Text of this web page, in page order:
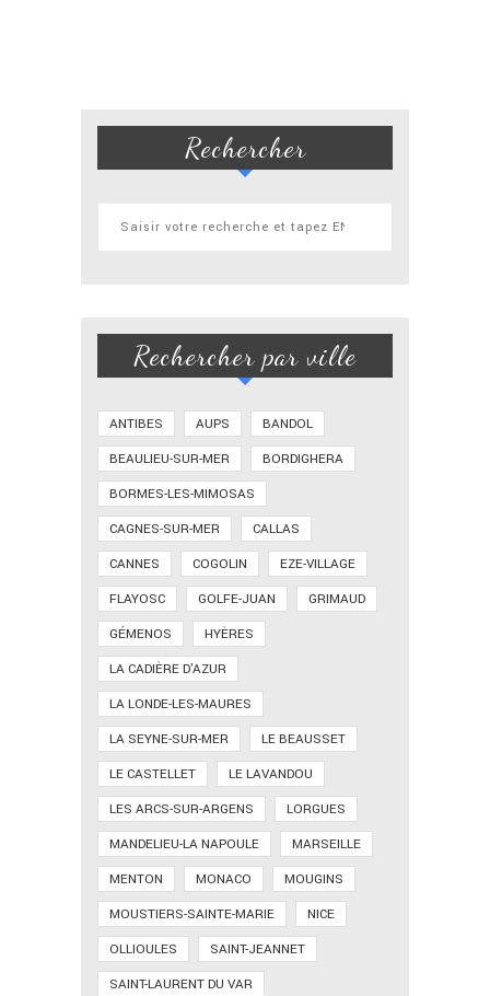
Rechercher
Rechercher par ville
ANTIBES AUPS
BANDOL
BEAULIEU-SUR-MER
BORDIGHERA
BORMES-LES-MIMOSAS
CAGNES-SUR-MER
CALLAS
CANNES
COGOLIN
EZE-VILLAGE
FLAYOSC
GOLFE-JUAN
GRIMAUD
GÉMENOS
HYÈRES
LA CADIÈRE D'AZUR
LA LONDE-LES-MAURES
LA SEYNE-SUR-MER
LE BEAUSSET
LE CASTELLET
LE LAVANDOU
LES ARCS-SUR-ARGENS
LORGUES
MANDELIEU-LA NAPOULE
MARSEILLE
MENTON
MONACO
MOUGINS
MOUSTIERS-SAINTE-MARIE
NICE
OLLIOULES
SAINT-JEANNET
SAINT-LAURENT DU VAR